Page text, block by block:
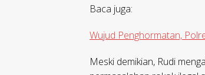
Baca juga:
Wujud Penghormatan,
Meski demikian, Rudi